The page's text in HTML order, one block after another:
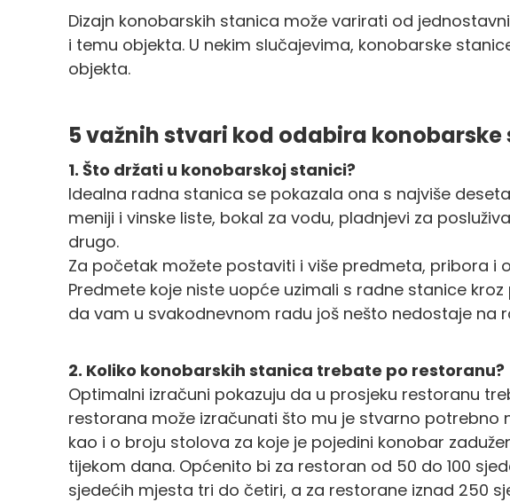
Dizajn konobarskih stanica može varirati od
i temu objekta. U nekim slučajevima, konobarske
objekta.
5 važnih stvari kod odabira
1. Što držati u konobarskoj stanici?
Idealna radna stanica se pokazala ona s najviše
meniji i vinske liste, bokal za vodu, pladnjevi za
drugo.
Za početak možete postaviti i više predmeta, pribora
Predmete koje niste uopće uzimali s radne stanice
da vam u svakodnevnom radu još nešto nedostaje na
2. Koliko konobarskih stanica trebate po restoranu?
Optimalni izračuni pokazuju da u prosjeku restoranu
restorana može izračunati što mu je stvarno potrebno
kao i o broju stolova za koje je pojedini konobar
tijekom dana. Općenito bi za restoran od 50 do 100
sjedećih mjesta tri do četiri, a za restorane iznad 250